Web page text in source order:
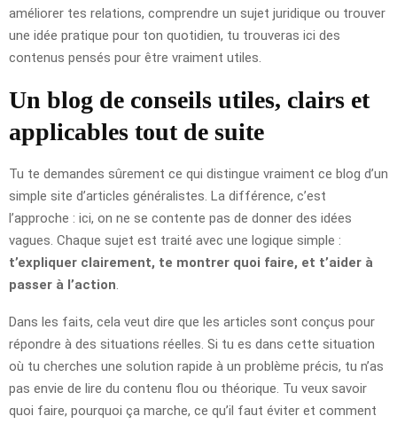
améliorer tes relations, comprendre un sujet juridique ou trouver
une idée pratique pour ton quotidien, tu trouveras ici des
contenus pensés pour être vraiment utiles.
Un blog de conseils utiles, clairs et
applicables tout de suite
Tu te demandes sûrement ce qui distingue vraiment ce blog d’un
simple site d’articles généralistes. La différence, c’est
l’approche : ici, on ne se contente pas de donner des idées
vagues. Chaque sujet est traité avec une logique simple :
t’expliquer clairement, te montrer quoi faire, et t’aider à
passer à l’action.
Dans les faits, cela veut dire que les articles sont conçus pour
répondre à des situations réelles. Si tu es dans cette situation
où tu cherches une solution rapide à un problème précis, tu n’as
pas envie de lire du contenu flou ou théorique. Tu veux savoir
quoi faire, pourquoi ça marche, ce qu’il faut éviter et comment